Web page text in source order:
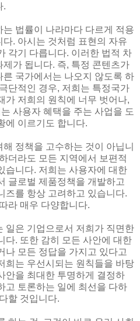
.
법률이 나라마다 다르게 적용
. 아시는 것처럼 표현의 자유
각기 다릅니다. 이러한 법적 차
가 됩니다. 즉, 특정 콘텐츠가
국가에서는 나오지 않도록 하
단적인 경우, 저희는 특정국가
가 저희의 원칙에 너무 벗어나,
사용자 혜택을 주는 사업을 도
에 이르기도 합니다.
정책을 고수하는 것이 아닙니
더라도 모든 지역에서 보편적
습니다. 저희는 사용자에 대한
글로벌 제품정책을 개발하고
즈를 항상 고려하고 있습니다.
라 매우 다양합니다.
일은 기업으로서 저희가 직면한
다. 또한 감히 모든 사안에 대한
나 모든 정답을 가지고 있다고
희는 우선시되는 원칙들을 바탕
안을 최대한 투명하게 결정하
고 토론하는 일에 최선을 다하
할 것입니다.